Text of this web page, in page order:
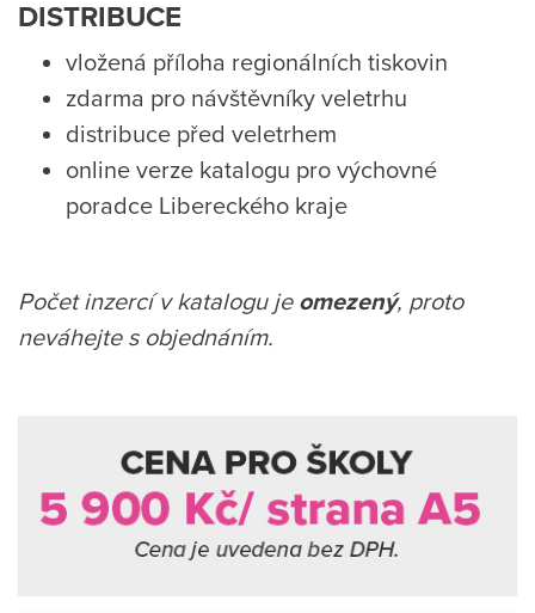
DISTRIBUCE
vložená příloha regionálních tiskovin
zdarma pro návštěvníky veletrhu
distribuce před veletrhem
online verze katalogu pro výchovné
poradce Libereckého kraje
Počet inzercí v katalogu je omezený, proto
neváhejte s objednáním.